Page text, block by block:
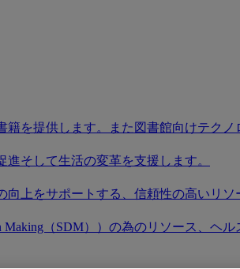
を提供します。また図書館向けテクノ
そして生活の変革を支援します。
上をサポートする、信頼性の高いリソ
（SDM））の為のリソース、ヘ